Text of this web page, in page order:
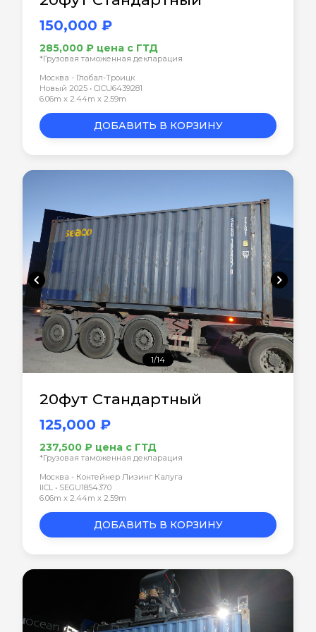
150,000 ₽
285,000 ₽ цена с ГТД
*Грузовая таможенная декларация
Москва - Глобал-Троицк
Новый 2025 • CICU6439281
6.06m x 2.44m x 2.59m
ДОБАВИТЬ В КОРЗИНУ
chevron_left chevron_right
1/14
20фут Стандартный
125,000 ₽
237,500 ₽ цена с ГТД
*Грузовая таможенная декларация
Москва - Контейнер Лизинг Калуга
IICL • SEGU1854370
6.06m x 2.44m x 2.59m
ДОБАВИТЬ В КОРЗИНУ